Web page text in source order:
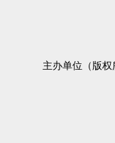
主办单位（版